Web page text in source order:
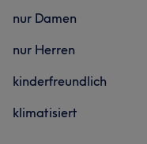
nur Damen
nur Herren
kinderfreundlich
klimatisiert